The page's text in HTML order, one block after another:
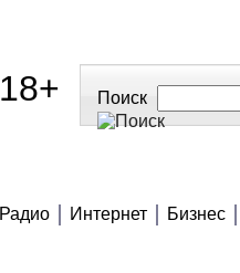
18+ Поиск
Радио Интернет Бизнес